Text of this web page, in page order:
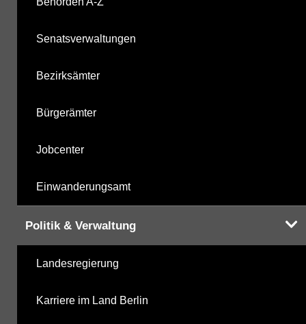
Senatsverwaltungen
Bezirksämter
Bürgerämter
Jobcenter
Einwanderungsamt
Politik & Verwaltung
Landesregierung
Karriere im Land Berlin